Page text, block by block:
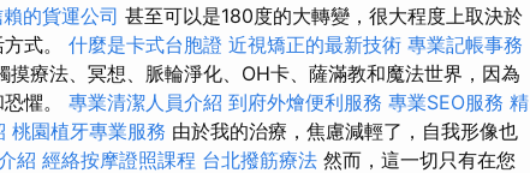
的貨運公司 甚至可以是180度的大轉變，很大程度上取決於
式。 什麼是卡式台胞證 近視矯正的最新技術 專業記帳事務
療法、冥想、脈輪淨化、OH卡、薩滿教和魔法世界，因為
懼。 專業清潔人員介紹 到府外燴便利服務 專業SEO服務 精
桃園植牙專業服務 由於我的治療，焦慮減輕了，自我形像也
紹 經絡按摩證照課程 台北撥筋療法 然而，這一切只有在您